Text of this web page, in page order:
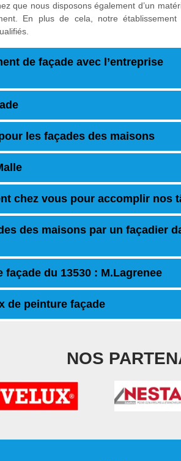
que nous disposons également d’un
En plus de cela, notre établissement
de façade avec l’entreprise
les façades des maisons
chez vous pour accomplir nos
des maisons par un façadier
du 13530 : M.Lagrenee
de peinture façade
NOS